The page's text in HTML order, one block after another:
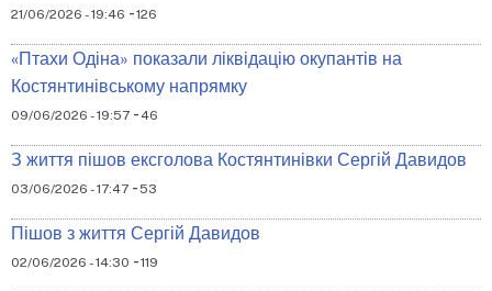
21/06/2026 - 19:46 -126
«Птахи Одіна» показали ліквідацію окупантів на
Костянтинівському напрямку
09/06/2026 - 19:57 -46
З життя пішов ексголова Костянтинівки Сергій Давидов
03/06/2026 - 17:47 -53
Пішов з життя Сергій Давидов
02/06/2026 - 14:30 -119